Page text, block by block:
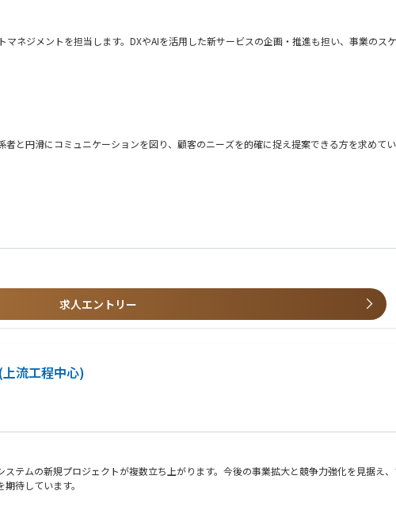
ネジメントを担当します。DXやAIを活用した新サービスの企画・推進も担い、事業のス
モデルの推進を担います。重点プロジェクトの主導や販売促進活動を通じて、組織の成
と円滑にコミュニケーションを図り、顧客のニーズを的確に捉え提案できる方を求めて
求人エントリー
流工程中心)
テムの新規プロジェクトが複数立ち上がります。今後の事業拡大と競争力強化を見据え
待しています。